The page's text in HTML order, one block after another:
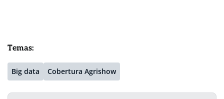
Temas:
Big data Cobertura Agrishow